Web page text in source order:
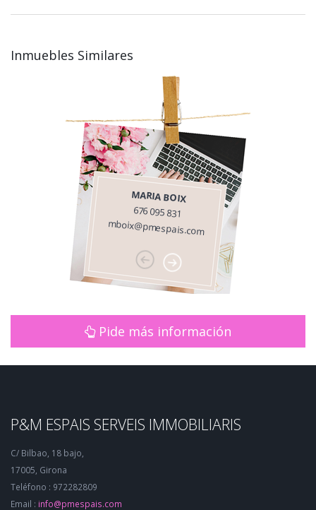
Inmuebles Similares
MARIA BOIX
676 095 831
mboix@pmespais.com
Pide más información
P&M ESPAIS SERVEIS IMMOBILIARIS
C/ Bilbao, 18 bajo,
17005, Girona
Teléfono : 972282809
Email : info@pmespais.com